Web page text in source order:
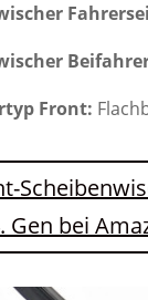
Front:
Gen bei